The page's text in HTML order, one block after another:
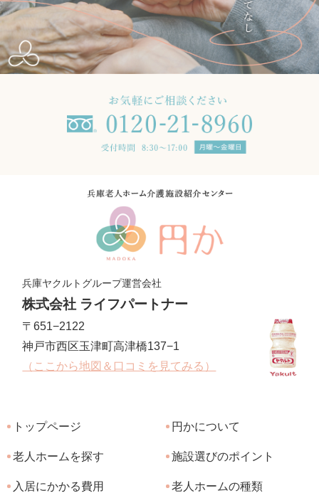
兵庫ヤクルトグループ運営会社
株式会社 ライフパートナー
〒651−2122
神戸市西区玉津町高津橋137−1
（ここから地図＆口コミを見てみる）
トップページ 円かについて
老人ホームを探す 施設選びのポイント
入居にかかる費用 老人ホームの種類